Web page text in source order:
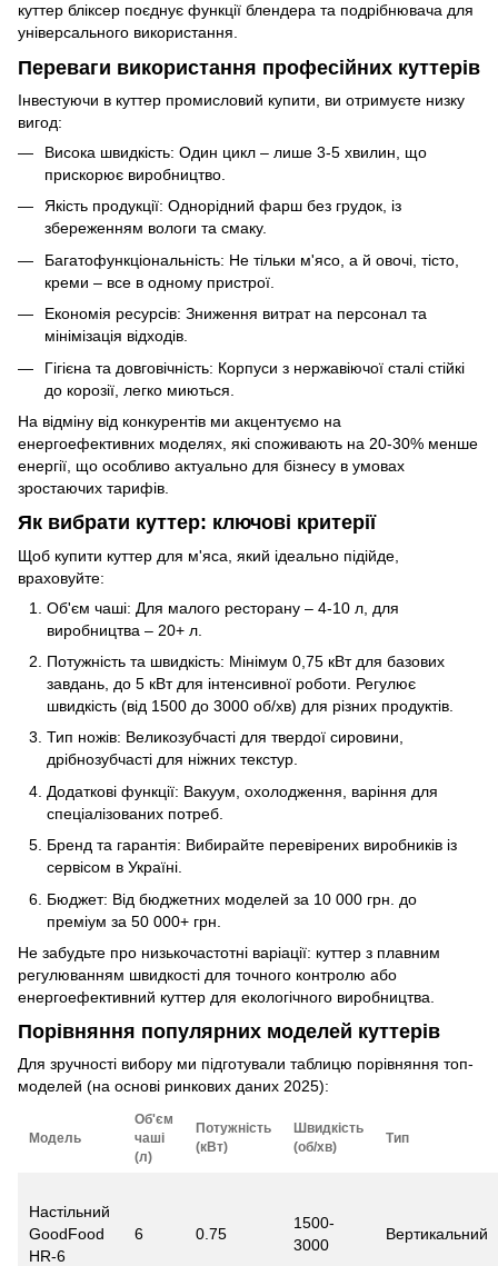
куттер бліксер поєднує функції блендера та подрібнювача для
універсального використання.
Переваги використання професійних куттерів
Інвестуючи в куттер промисловий купити, ви отримуєте низку
вигод:
Висока швидкість: Один цикл – лише 3-5 хвилин, що
прискорює виробництво.
Якість продукції: Однорідний фарш без грудок, із
збереженням вологи та смаку.
Багатофункціональність: Не тільки м'ясо, а й овочі, тісто,
креми – все в одному пристрої.
Економія ресурсів: Зниження витрат на персонал та
мінімізація відходів.
Гігієна та довговічність: Корпуси з нержавіючої сталі стійкі
до корозії, легко миються.
На відміну від конкурентів ми акцентуємо на
енергоефективних моделях, які споживають на 20-30% менше
енергії, що особливо актуально для бізнесу в умовах
зростаючих тарифів.
Як вибрати куттер: ключові критерії
Щоб купити куттер для м'яса, який ідеально підійде,
враховуйте:
Об'єм чаші: Для малого ресторану – 4-10 л, для
виробництва – 20+ л.
Потужність та швидкість: Мінімум 0,75 кВт для базових
завдань, до 5 кВт для інтенсивної роботи. Регулює
швидкість (від 1500 до 3000 об/хв) для різних продуктів.
Тип ножів: Великозубчасті для твердої сировини,
дрібнозубчасті для ніжних текстур.
Додаткові функції: Вакуум, охолодження, варіння для
спеціалізованих потреб.
Бренд та гарантія: Вибирайте перевірених виробників із
сервісом в Україні.
Бюджет: Від бюджетних моделей за 10 000 грн. до
преміум за 50 000+ грн.
Не забудьте про низькочастотні варіації: куттер з плавним
регулюванням швидкості для точного контролю або
енергоефективний куттер для екологічного виробництва.
Порівняння популярних моделей куттерів
Для зручності вибору ми підготували таблицю порівняння топ-
моделей (на основі ринкових даних 2025):
Модель
Об'єм
чаші
(л)
Потужність
(кВт)
Швидкість
(об/хв)
Тип
Настільний
GoodFood
HR-6
6 0.75
1500-
3000
Вертикальний